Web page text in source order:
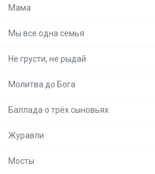
Мама
Мы все одна семья
Не грусти, не рыдай
Молитва до Бога
Баллада о трёх сыновьях
Журавли
Мосты